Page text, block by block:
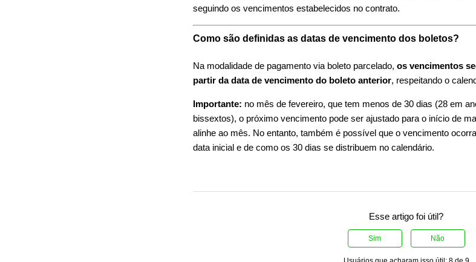
seguindo os vencimentos estabelecidos no contrato.
Como são definidas as datas de vencimento dos boletos?
Na modalidade de pagamento via boleto parcelado,os vencimentos
partir da data de vencimento do boleto anterior, respeitando o
Importante: no mês de fevereiro, que tem menos de 30 dias (28 em
bissextos), o próximo vencimento pode ser ajustado para o início de
alinhe ao mês. No entanto, também é possível que o vencimento
data inicial e de como os 30 dias se distribuem no calendário.
Esse artigo foi útil?
Sim Não